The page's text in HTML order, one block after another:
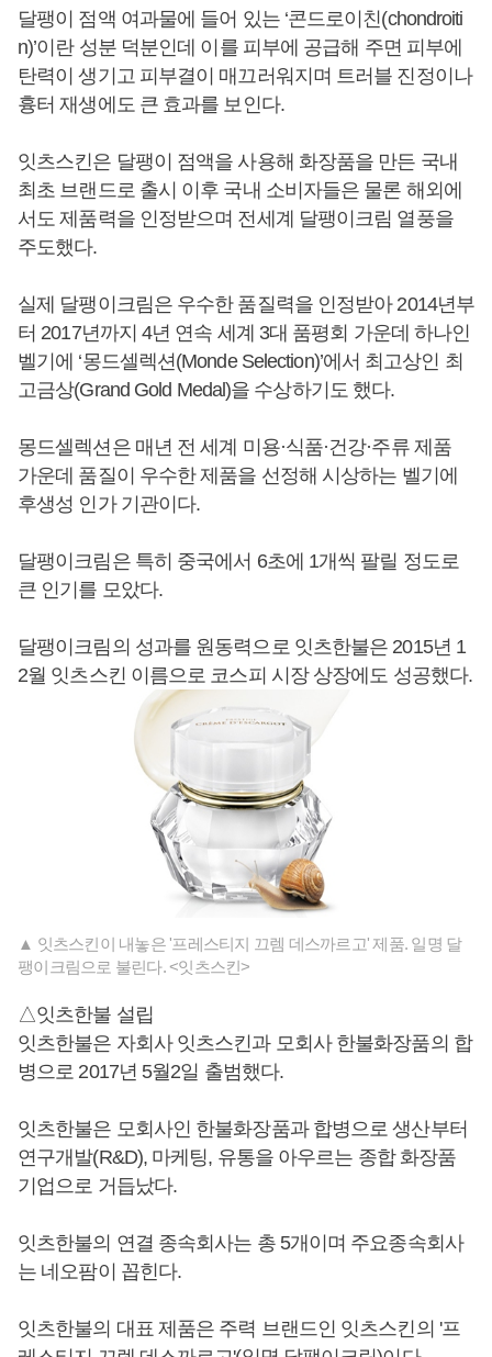
달팽이 점액 여과물에 들어 있는 ‘콘드로이친(chondroiti
n)’이란 성분 덕분인데 이를 피부에 공급해 주면 피부에
탄력이 생기고 피부결이 매끄러워지며 트러블 진정이나
흉터 재생에도 큰 효과를 보인다.
잇츠스킨은 달팽이 점액을 사용해 화장품을 만든 국내
최초 브랜드로 출시 이후 국내 소비자들은 물론 해외에
서도 제품력을 인정받으며 전세계 달팽이크림 열풍을
주도했다.
실제 달팽이크림은 우수한 품질력을 인정받아 2014년부
터 2017년까지 4년 연속 세계 3대 품평회 가운데 하나인
벨기에 ‘몽드셀렉션(Monde Selection)’에서 최고상인 최
고금상(Grand Gold Medal)을 수상하기도 했다.
몽드셀렉션은 매년 전 세계 미용·식품·건강·주류 제품
가운데 품질이 우수한 제품을 선정해 시상하는 벨기에
후생성 인가 기관이다.
달팽이크림은 특히 중국에서 6초에 1개씩 팔릴 정도로
큰 인기를 모았다.
달팽이크림의 성과를 원동력으로 잇츠한불은 2015년 1
2월 잇츠스킨 이름으로 코스피 시장 상장에도 성공했다.
▲ 잇츠스킨이 내놓은 '프레스티지 끄렘 데스까르고' 제품. 일명 달
팽이크림으로 불린다. <잇츠스킨>
△잇츠한불 설립
잇츠한불은 자회사 잇츠스킨과 모회사 한불화장품의 합
병으로 2017년 5월2일 출범했다.
잇츠한불은 모회사인 한불화장품과 합병으로 생산부터
연구개발(R&D), 마케팅, 유통을 아우르는 종합 화장품
기업으로 거듭났다.
잇츠한불의 연결 종속회사는 총 5개이며 주요종속회사
는 네오팜이 꼽힌다.
잇츠한불의 대표 제품은 주력 브랜드인 잇츠스킨의 '프